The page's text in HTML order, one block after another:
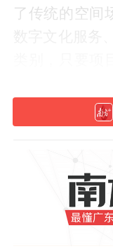
了传统的空间
就有机会入选
的征集为例，
论是机关、
践、有想法、
以说，广东此
文化服务改革